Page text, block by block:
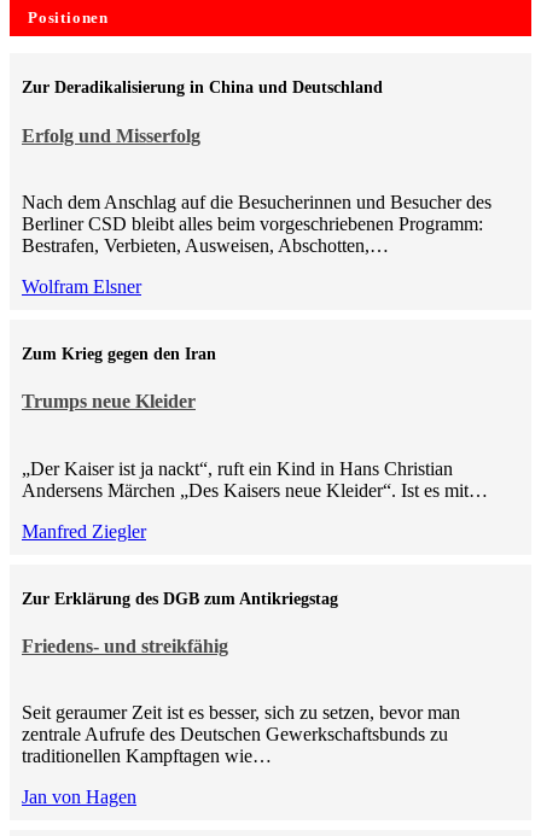
Positionen
Erfolg und Misserfolg
Zur Deradikalisierung in China und Deutschland
Nach dem Anschlag auf die Besucherinnen und Besucher des
Berliner CSD bleibt alles beim vorgeschriebenen Programm:
Bestrafen, Verbieten, Ausweisen, Abschotten,…
Wolfram Elsner
Trumps neue Kleider
Zum Krieg gegen den Iran
„Der Kaiser ist ja nackt“, ruft ein Kind in Hans Christian
Andersens Märchen „Des Kaisers neue Kleider“. Ist es mit…
Manfred Ziegler
Friedens- und streikfähig
Zur Erklärung des DGB zum Antikriegstag
Seit geraumer Zeit ist es besser, sich zu setzen, bevor man
zentrale Aufrufe des Deutschen Gewerkschaftsbunds zu
traditionellen Kampftagen wie…
Jan von Hagen